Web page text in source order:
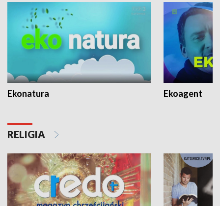
Ekonatura Ekoagent
RELIGIA